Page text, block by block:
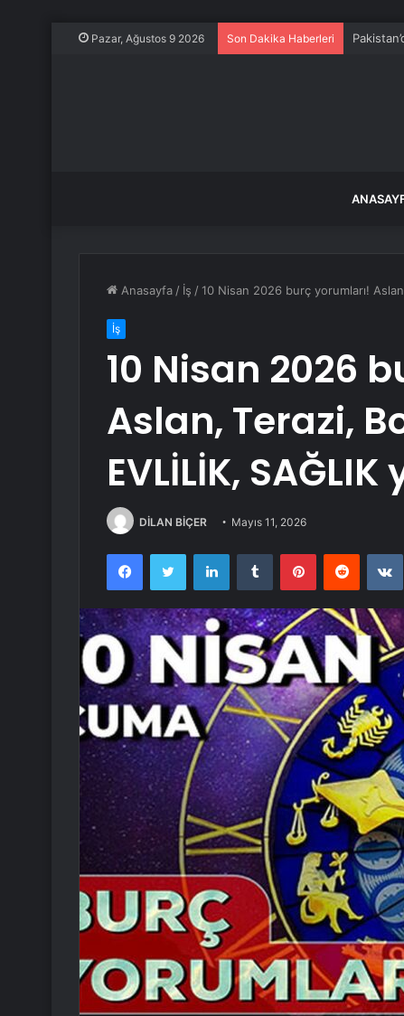
Pazar, Ağustos 9 2026 Son Dakika Haberleri
Anasayfa / İş /10 Nisan 2026 burç yorumları!
İş
10 Nisan 2026
Aslan, Terazi,
EVLİLİK,
DİLAN BİÇER Mayıs 11, 2026
FacebookTwitter LinkedInTumblr PinterestReddit